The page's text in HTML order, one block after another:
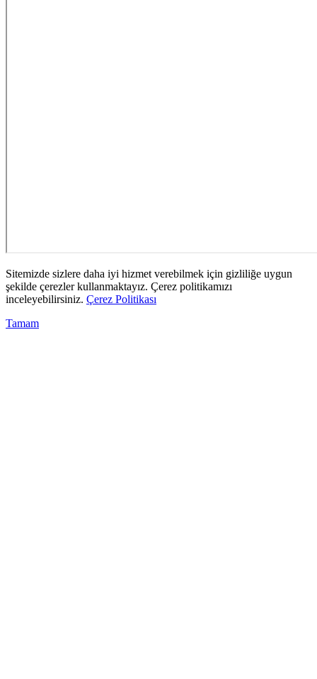
Sitemizde sizlere daha iyi hizmet verebilmek için gizliliğe uygun
şekilde çerezler kullanmaktayız. Çerez politikamızı
inceleyebilirsiniz. Çerez Politikası
Tamam